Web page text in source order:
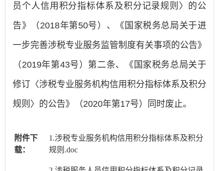
员个人信用积分指标体系及积分记录规则〉的公
告》（2018年第50号）、《国家税务总局关于进
一步完善涉税专业服务监管制度有关事项的公告》
（2019年第43号）第二条、《国家税务总局关于
修订〈涉税专业服务机构信用积分指标体系及积分
规则〉的公告》（2020年第17号）同时废止。
附件下
载：
1.涉税专业服务机构信用积分指标体系及积分
规则.doc